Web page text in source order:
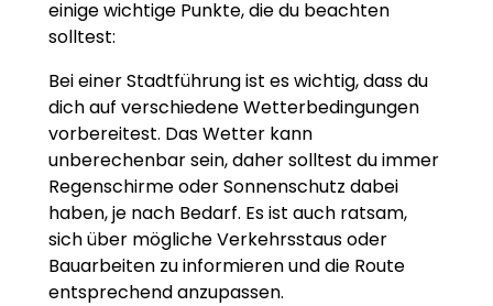
einige wichtige Punkte, die du beachten
solltest:
Bei einer Stadtführung ist es wichtig, dass du
dich auf verschiedene Wetterbedingungen
vorbereitest. Das Wetter kann
unberechenbar sein, daher solltest du immer
Regenschirme oder Sonnenschutz dabei
haben, je nach Bedarf. Es ist auch ratsam,
sich über mögliche Verkehrsstaus oder
Bauarbeiten zu informieren und die Route
entsprechend anzupassen.